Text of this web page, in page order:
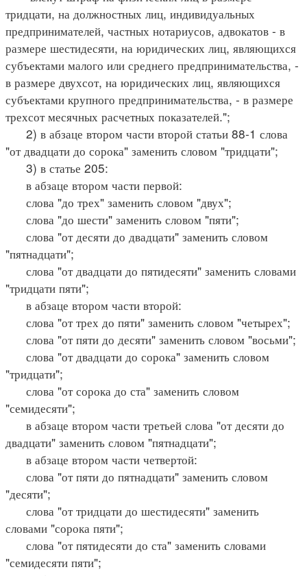
тридцати, на должностных лиц, индивидуальных
предпринимателей, частных нотариусов, адвокатов - в
размере шестидесяти, на юридических лиц, являющихся
субъектами малого или среднего предпринимательства, -
в размере двухсот, на юридических лиц, являющихся
субъектами крупного предпринимательства, - в размере
трехсот месячных расчетных показателей.";
2) в абзаце втором части второй статьи 88-1 слова
"от двадцати до сорока" заменить словом "тридцати";
3) в статье 205:
в абзаце втором части первой:
слова "до трех" заменить словом "двух";
слова "до шести" заменить словом "пяти";
слова "от десяти до двадцати" заменить словом
"пятнадцати";
слова "от двадцати до пятидесяти" заменить словами
"тридцати пяти";
в абзаце втором части второй:
слова "от трех до пяти" заменить словом "четырех";
слова "от пяти до десяти" заменить словом "восьми";
слова "от двадцати до сорока" заменить словом
"тридцати";
слова "от сорока до ста" заменить словом
"семидесяти";
в абзаце втором части третьей слова "от десяти до
двадцати" заменить словом "пятнадцати";
в абзаце втором части четвертой:
слова "от пяти до пятнадцати" заменить словом
"десяти";
слова "от тридцати до шестидесяти" заменить
словами "сорока пяти";
слова "от пятидесяти до ста" заменить словами
"семидесяти пяти";